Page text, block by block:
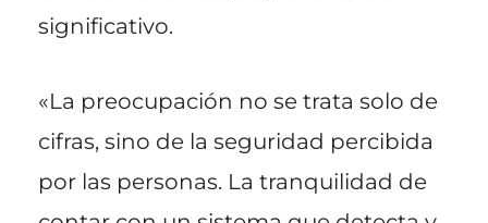
significativo.
«La preocupación no se trata solo de
cifras, sino de la seguridad percibida
por las personas. La tranquilidad de